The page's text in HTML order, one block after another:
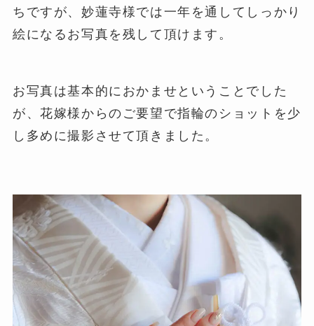
ちですが、妙蓮寺様では一年を通してしっかり
絵になるお写真を残して頂けます。
お写真は基本的におかませということでした
が、花嫁様からのご要望で指輪のショットを少
し多めに撮影させて頂きました。